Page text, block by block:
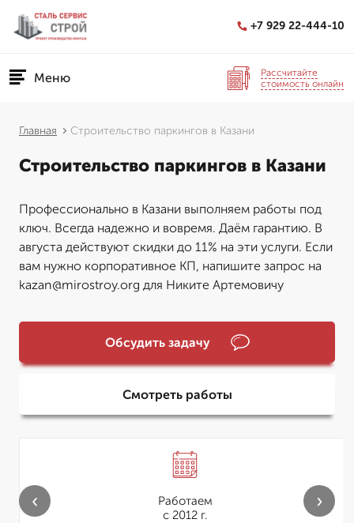
+7 929 22-444-10
Меню
Рассчитайте
стоимость онлайн
Главная Строительство паркингов в Казани
Строительство паркингов в Казани
Профессионально в Казани выполняем работы под
ключ. Всегда надежно и вовремя. Даём гарантию. В
августа действуют скидки до 11% на эти услуги. Если
вам нужно корпоративное КП, напишите запрос на
kazan@mirostroy.org для Никите Артемовичу
Обсудить задачу
Смотреть работы
Работаем
с 2012 г.
‹ ›